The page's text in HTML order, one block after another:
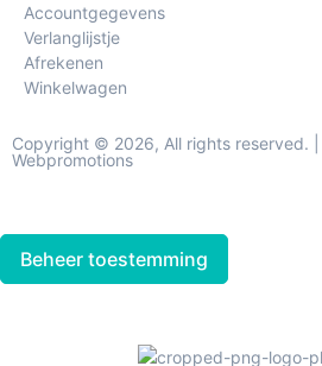
Accountgegevens
Verlanglijstje
Afrekenen
Winkelwagen
Copyright © 2026, All rights reserved. |
Webpromotions
Beheer toestemming